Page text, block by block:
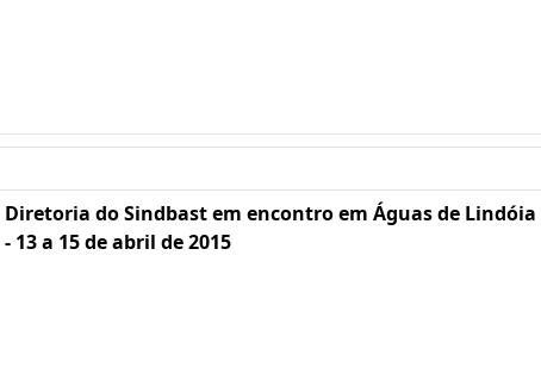
Diretoria do Sindbast em encontro em Águas de Lindóia
- 13 a 15 de abril de 2015